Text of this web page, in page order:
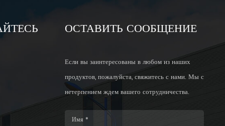
ОСТАВИТЬ СООБЩЕНИЕ
Если вы заинтересованы в любом из наших
продуктов, пожалуйста, свяжитесь с нами. Мы с
нетерпением ждем вашего сотрудничества.